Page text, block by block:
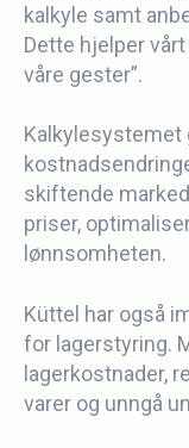
kalkyle samt
Dette hjelper
våre gester”.
Kalkylesystemet
skiftende
priser,
lønnsomheten.
Küttel har også
for lagerstyring.
lagerkostnader,
varer og unngå